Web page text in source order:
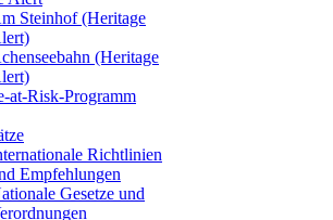
Steinhof (Heritage
(Heritage
at-Risk-Programm
Richtlinien
Empfehlungen
Gesetze und